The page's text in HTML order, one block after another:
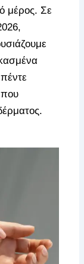
μέρος. Σε